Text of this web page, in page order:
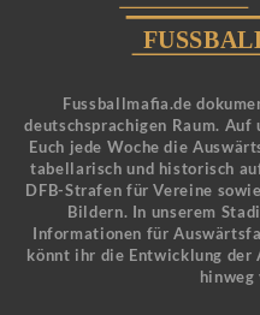
Fussballmafia.de
deutschsprachigen Raum.
Euch jede Woche die
tabellarisch und historisch
DFB-Strafen für Vereine
Bildern. In unserem
Informationen für
könnt ihr die Entwicklung der